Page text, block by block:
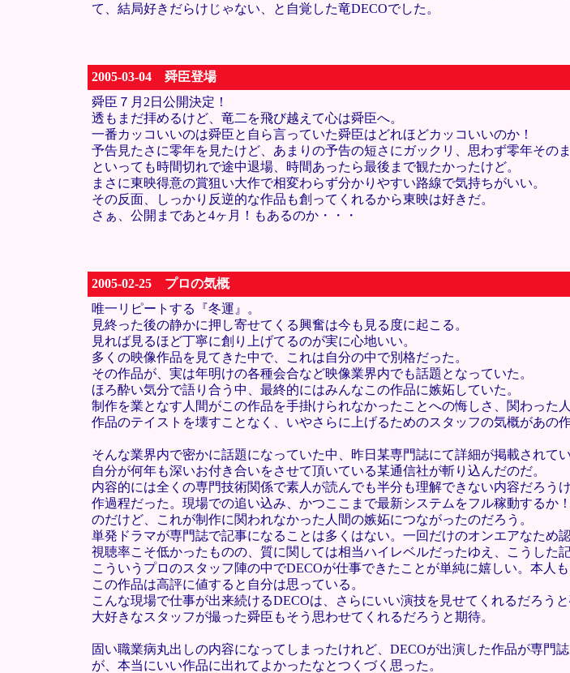
て、結局好きだらけじゃない、と自覚した竜DECOでした。
2005-03-04 舜臣登場
舜臣７月2日公開決定！
透もまだ拝めるけど、竜二を飛び越えて心は舜臣へ。
一番カッコいいのは舜臣と自ら言っていた舜臣はどれほどカッコいいのか！
予告見たさに零年を見たけど、あまりの予告の短さにガックリ、思わず零年その
といっても時間切れで途中退場、時間あったら最後まで観たかったけど。
まさに東映得意の賞狙い大作で相変わらず分かりやすい路線で気持ちがいい。
その反面、しっかり反逆的な作品も創ってくれるから東映は好きだ。
さぁ、公開まであと4ヶ月！もあるのか・・・
2005-02-25 プロの気概
唯一リピートする『冬運』。
見終った後の静かに押し寄せてくる興奮は今も見る度に起こる。
見れば見るほど丁寧に創り上げてるのが実に心地いい。
多くの映像作品を見てきた中で、これは自分の中で別格だった。
その作品が、実は年明けの各種会合など映像業界内でも話題となっていた。
ほろ酔い気分で語り合う中、最終的にはみんなこの作品に嫉妬していた。
制作を業となす人間がこの作品を手掛けられなかったことへの悔しさ、関わった
作品のテイストを壊すことなく、いやさらに上げるためのスタッフの気概があの
そんな業界内で密かに話題になっていた中、昨日某専門誌にて詳細が掲載されてい
自分が何年も深いお付き合いをさせて頂いている某通信社が斬り込んだのだ。
内容的には全くの専門技術関係で素人が読んでも半分も理解できない内容だろう
作過程だった。現場での追い込み、かつここまで最新システムをフル稼動する
のだけど、これが制作に関われなかった人間の嫉妬につながったのだろう。
単発ドラマが専門誌で記事になることは多くはない。一回だけのオンエアなため
視聴率こそ低かったものの、質に関しては相当ハイレベルだったゆえ、こうした
こういうプロのスタッフ陣の中でDECOが仕事できたことが単純に嬉しい。本人
この作品は高評に値すると自分は思っている。
こんな現場で仕事が出来続けるDECOは、さらにいい演技を見せてくれるだろうと
大好きなスタッフが撮った舜臣もそう思わせてくれるだろうと期待。
固い職業病丸出しの内容になってしまったけれど、DECOが出演した作品が専門
が、本当にいい作品に出れてよかったなとつくづく思った。